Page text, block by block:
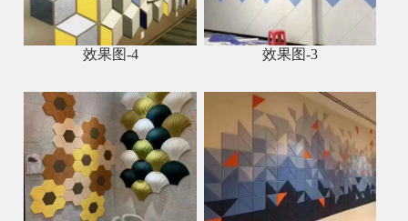
效果图-4 效果图-3